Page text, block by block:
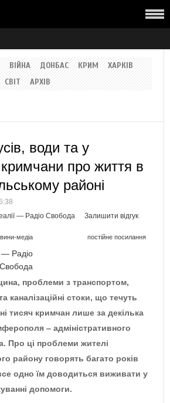
ВІЙНА ДОНБАС КРИМ
ХАРКІВ
СВІТ АРХІВ
води та у
про життя в
районі
— Радіо Свобода Залишити відгук
медіа постійне посилання
— Радіо
Свобода
проблеми з транспортом,
каналізаційні стоки, що течуть
тисяч кримчан лише за декілька
‒ адміністративного
Про ці проблеми жителі
району говорять багато років
одно їм доводиться виживати у
допомоги.